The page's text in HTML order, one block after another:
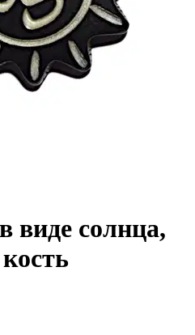
виде солнца,